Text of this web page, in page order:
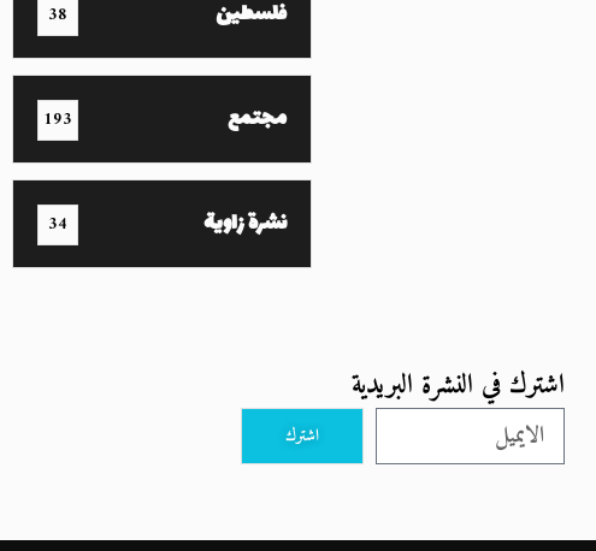
فلسطين 38
مجتمع 193
نشرة زاوية 34
اشترك في النشرة البريدية
اشترك